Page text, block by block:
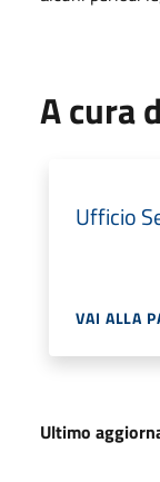
A cura
Ufficio
VAI ALLA
Ultimo